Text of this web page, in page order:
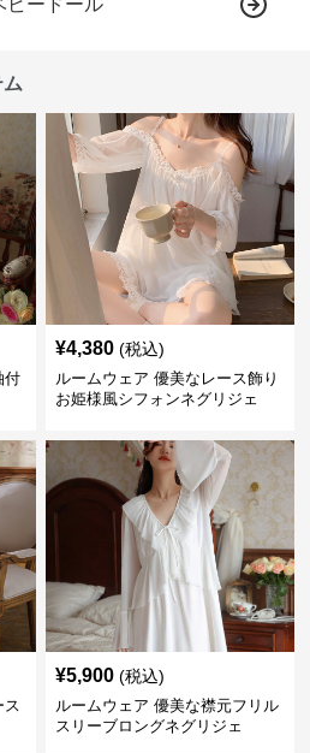
付
¥4,380 (税込)
ルームウェア 優美なレース飾り
お姫様風シフォンネグリジェ
ス
¥5,900 (税込)
ルームウェア 優美な襟元フリル
スリーブロングネグリジェ